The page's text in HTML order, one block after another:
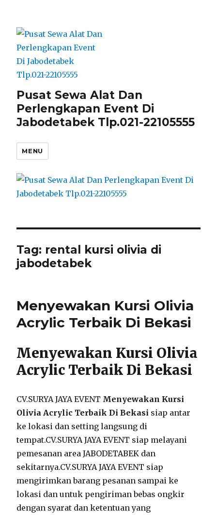
Pusat Sewa Alat Dan
Perlengkapan Event Di
Jabodetabek Tlp.021-22105555
MENU
Tag: rental kursi olivia di
jabodetabek
Menyewakan Kursi Olivia
Acrylic Terbaik Di Bekasi
Menyewakan Kursi Olivia
Acrylic Terbaik Di Bekasi
CV.SURYA JAYA EVENT Menyewakan Kursi
Olivia Acrylic Terbaik Di Bekasi siap antar
ke lokasi dan setting langsung di
tempat.CV.SURYA JAYA EVENT siap melayani
pemesanan area JABODETABEK dan
sekitarnya.CV.SURYA JAYA EVENT siap
mengirimkan barang pesanan sampai ke
lokasi dan untuk pengiriman bebas ongkir
dengan syarat dan ketentuan yang